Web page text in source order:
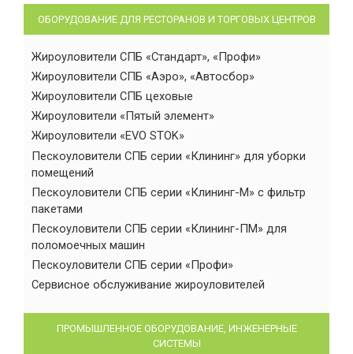
ОБОРУДОВАНИЕ ДЛЯ РЕСТОРАНОВ И ТОРГОВЫХ ЦЕНТРОВ
Жироуловители СПБ «Стандарт», «Профи»
Жироуловители СПБ «Аэро», «Автосбор»
Жироуловители СПБ цеховые
Жироуловители «Пятый элемент»
Жироуловители «EVO STOK»
Пескоуловители СПБ серии «Клининг» для уборки
помещений
Пескоуловители СПБ серии «Клининг-М» с фильтр
пакетами
Пескоуловители СПБ серии «Клининг-ПМ» для
поломоечных машин
Пескоуловители СПБ серии «Профи»
Сервисное обслуживание жироуловителей
ПРОМЫШЛЕННОЕ ОБОРУДОВАНИЕ, ИНЖЕНЕРНЫЕ
СИСТЕМЫ